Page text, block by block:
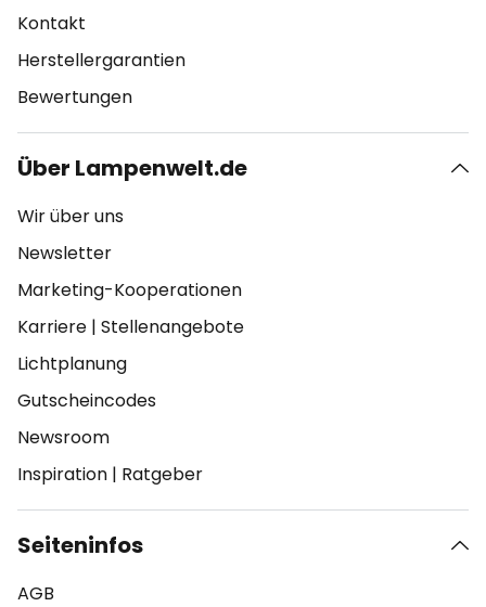
Kontakt
Herstellergarantien
Bewertungen
Über Lampenwelt.de
Wir über uns
Newsletter
Marketing-Kooperationen
Karriere | Stellenangebote
Lichtplanung
Gutscheincodes
Newsroom
Inspiration | Ratgeber
Seiteninfos
AGB